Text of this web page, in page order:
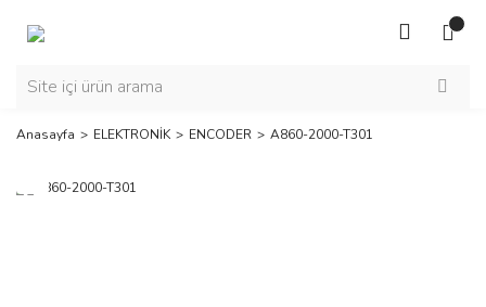
Anasayfa ELEKTRONİK ENCODER A860-2000-T301